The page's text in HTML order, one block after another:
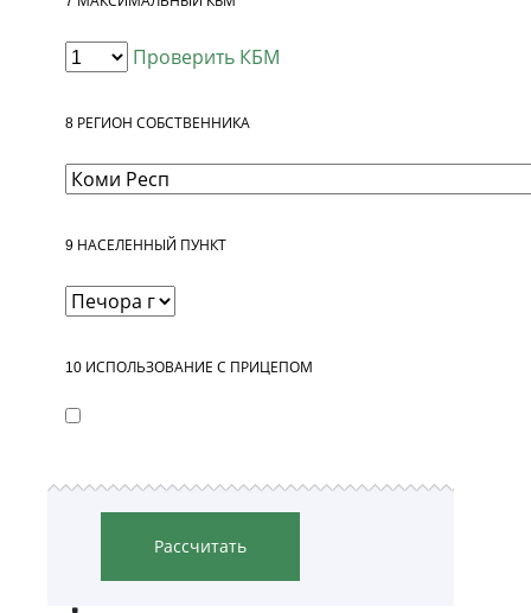
Проверить КБМ
8 РЕГИОН СОБСТВЕННИКА
9 НАСЕЛЕННЫЙ ПУНКТ
10 ИСПОЛЬЗОВАНИЕ С ПРИЦЕПОМ
Рассчитать